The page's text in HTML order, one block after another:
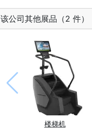
该公司其他展品（2 件）
楼梯机